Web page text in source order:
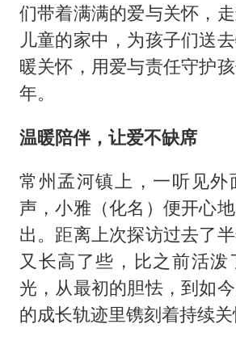
胡彦斌获《
中医教你
我国外贸延
夯实基础开
们带着满满的爱与关怀，
儿童的家中，为孩子们送
暖关怀，用爱与责任守护
年。
温暖陪伴，让爱不缺席
常州孟河镇上，一听见外
声，小雅（化名）便开心
出。距离上次探访过去了
又长高了些，比之前活
光，从最初的胆怯，到如
的成长轨迹里镌刻着持续关